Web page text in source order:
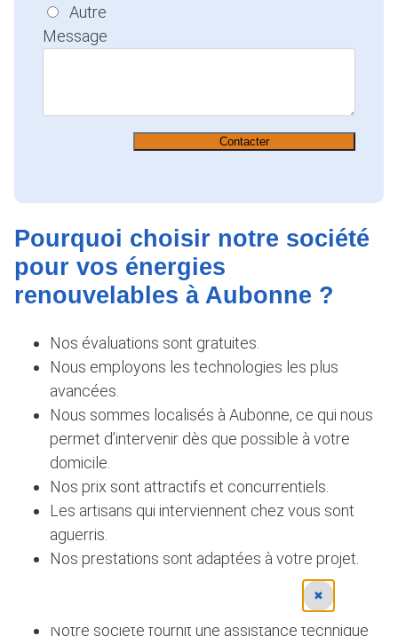
Autre
Message
Contacter
Pourquoi choisir notre société
pour vos énergies
renouvelables à Aubonne ?
Nos évaluations sont gratuites.
Nous employons les technologies les plus
avancées.
Nous sommes localisés à Aubonne, ce qui nous
permet d’intervenir dès que possible à votre
domicile.
Nos prix sont attractifs et concurrentiels.
Les artisans qui interviennent chez vous sont
aguerris.
Nos prestations sont adaptées à votre projet.
Nous réalisons la gestion complète de vos
Notre société fournit une assistance technique
✖